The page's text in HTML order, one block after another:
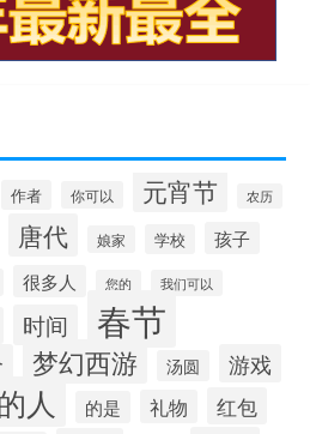
作者 你可以 元宵节 农历
唐代 娘家 学校 孩子
很多人 您的 我们可以
时间 春节
梦幻西游 汤圆 游戏
人 的是 礼物 红包